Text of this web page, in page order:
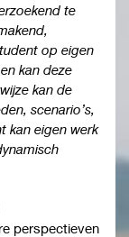
te
op eigen
kan deze
kan de
scenario’s,
kan eigen werk
perspectieven